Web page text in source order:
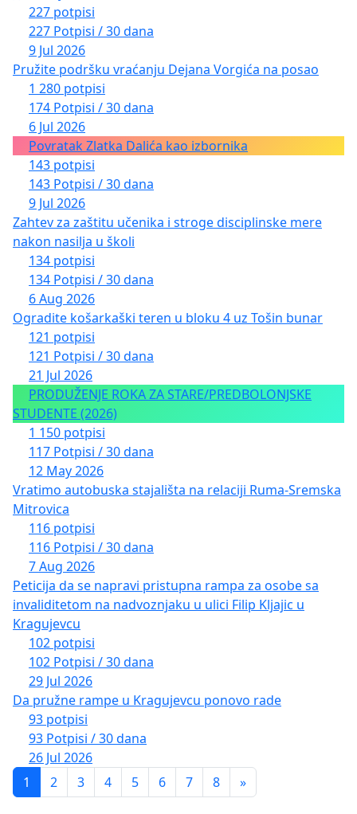
227 potpisi
227 Potpisi / 30 dana
9 Jul 2026
Pružite podršku vraćanju Dejana Vorgića na posao
1 280 potpisi
174 Potpisi / 30 dana
6 Jul 2026
Povratak Zlatka Dalića kao izbornika
143 potpisi
143 Potpisi / 30 dana
9 Jul 2026
Zahtev za zaštitu učenika i stroge disciplinske mere
nakon nasilja u školi
134 potpisi
134 Potpisi / 30 dana
6 Aug 2026
Ogradite košarkaški teren u bloku 4 uz Tošin bunar
121 potpisi
121 Potpisi / 30 dana
21 Jul 2026
PRODUŽENJE ROKA ZA STARE/PREDBOLONJSKE
STUDENTE (2026)
1 150 potpisi
117 Potpisi / 30 dana
12 May 2026
Vratimo autobuska stajališta na relaciji Ruma-Sremska
Mitrovica
116 potpisi
116 Potpisi / 30 dana
7 Aug 2026
Peticija da se napravi pristupna rampa za osobe sa
invaliditetom na nadvoznjaku u ulici Filip Kljajic u
Kragujevcu
102 potpisi
102 Potpisi / 30 dana
29 Jul 2026
Da pružne rampe u Kragujevcu ponovo rade
93 potpisi
93 Potpisi / 30 dana
26 Jul 2026
1
2 3 4 5 6 7 8 »